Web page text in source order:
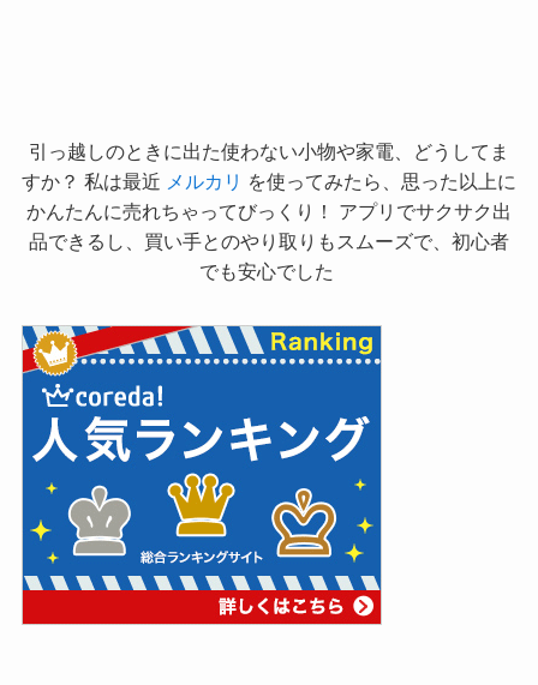
引っ越しのときに出た使わない小物や家電、どうしてま
すか？ 私は最近 メルカリ を使ってみたら、思った以上に
かんたんに売れちゃってびっくり！ アプリでサクサク出
品できるし、買い手とのやり取りもスムーズで、初心者
でも安心でした